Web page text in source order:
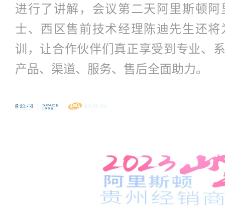
进行了讲解，会议第二天阿里斯顿
士、西区售前技术经理陈迪先生还
训，让合作伙伴们真正享受到专业、
产品、渠道、服务、售后全面助力。